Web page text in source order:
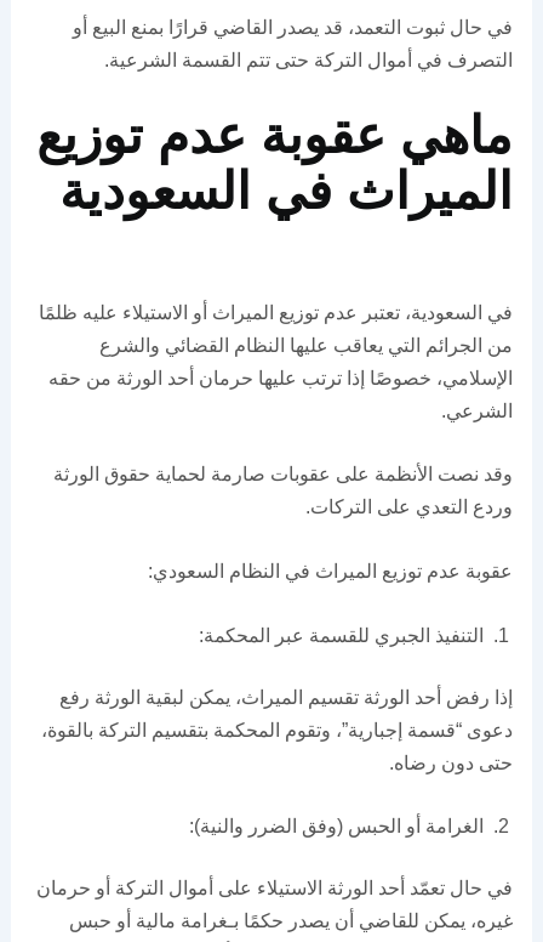
في حال ثبوت التعمد، قد يصدر القاضي قرارًا بمنع البيع أو
التصرف في أموال التركة حتى تتم القسمة الشرعية.
ماهي عقوبة عدم توزيع
الميراث في السعودية
في السعودية، تعتبر عدم توزيع الميراث أو الاستيلاء عليه ظلمًا
من الجرائم التي يعاقب عليها النظام القضائي والشرع
الإسلامي، خصوصًا إذا ترتب عليها حرمان أحد الورثة من حقه
الشرعي.
وقد نصت الأنظمة على عقوبات صارمة لحماية حقوق الورثة
وردع التعدي على التركات.
عقوبة عدم توزيع الميراث في النظام السعودي:
التنفيذ الجبري للقسمة عبر المحكمة:
إذا رفض أحد الورثة تقسيم الميراث، يمكن لبقية الورثة رفع
دعوى “قسمة إجبارية”، وتقوم المحكمة بتقسيم التركة بالقوة،
حتى دون رضاه.
الغرامة أو الحبس (وفق الضرر والنية):
في حال تعمّد أحد الورثة الاستيلاء على أموال التركة أو حرمان
غيره، يمكن للقاضي أن يصدر حكمًا بـغرامة مالية أو حبس